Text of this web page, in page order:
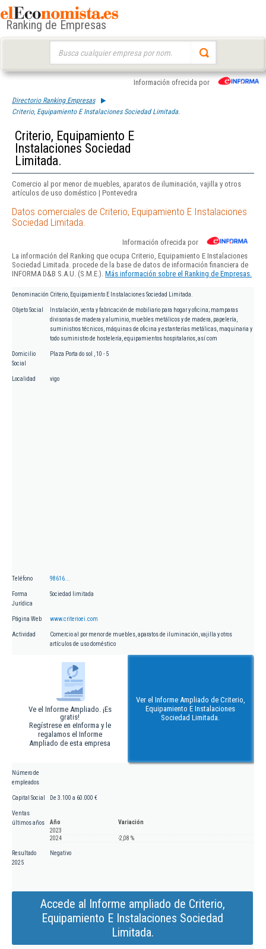
Ranking de Empresas
Información ofrecida por
Directorio Ranking Empresas
Criterio, Equipamiento E Instalaciones Sociedad Limitada.
Criterio, Equipamiento E
Instalaciones Sociedad
Limitada.
Comercio al por menor de muebles, aparatos de iluminación, vajilla y otros
artículos de uso doméstico | Pontevedra
Datos comerciales de Criterio, Equipamiento E Instalaciones
Sociedad Limitada.
Información ofrecida por
La información del Ranking que ocupa Criterio, Equipamiento E Instalaciones
Sociedad Limitada. procede de la base de datos de información financiera de
INFORMA D&B S.A.U. (S.M.E.). Más información sobre el Ranking de Empresas.
Denominación Criterio, Equipamiento E Instalaciones Sociedad Limitada.
Objeto Social
Instalación, venta y fabricación de mobiliario para hogar y oficina; mamparas
divisorias de madera y aluminio, muebles metálicos y de madera, papelería,
suministros técnicos, máquinas de oficina y estanterías metálicas, maquinaria y
todo suministro de hostelería, equipamientos hospitalarios, así com
Domicilio
Social
Plaza Porta do sol , 10 - 5
Localidad vigo
Teléfono 98616...
Forma
Jurídica
Sociedad limitada
Página Web www.criterioei.com
Actividad
Comercio al por menor de muebles, aparatos de iluminación, vajilla y otros
artículos de uso doméstico
Ve el Informe Ampliado. ¡Es
gratis!
Regístrese en eInforma y le
regalamos el Informe
Ampliado de esta empresa
Ver el Informe Ampliado de Criterio,
Equipamiento E Instalaciones
Sociedad Limitada.
Número de
empleados
Capital Social De 3.100 a 60.000 €
Ventas
últimos años
Año
Variación
2023
2024
-2,08 %
Resultado
2025
Negativo
Accede al Informe ampliado de Criterio,
Equipamiento E Instalaciones Sociedad
Limitada.